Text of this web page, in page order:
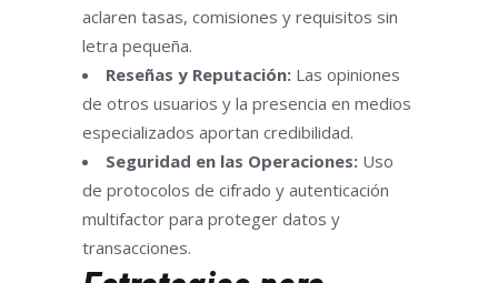
aclaren tasas, comisiones y requisitos sin
letra pequeña.
Reseñas y Reputación: Las opiniones
de otros usuarios y la presencia en medios
especializados aportan credibilidad.
Seguridad en las Operaciones: Uso
de protocolos de cifrado y autenticación
multifactor para proteger datos y
transacciones.